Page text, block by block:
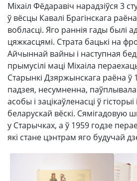
Міхаіл Фёдаравіч нарадзіўся 3
ў вёсцы Кавалі Брагінскага
вобласці. Яго раннія гады былі
цяжкасцямі. Страта бацькі на
Айчыннай вайны і наступная
прымусілі маці Міхаіла
Старынкі Дзяржынскага раёна ў
падзея, несумненна,
асобы і зацікаўленасці ў
беларускай вёскі. Сямігадовую
у Старычках, а ў 1959 годзе
які стане цэнтрам яго будучай